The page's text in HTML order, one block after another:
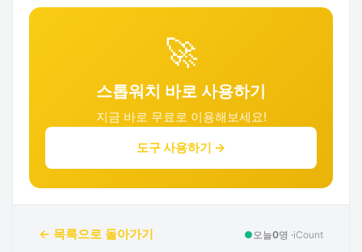
🚀
스톱워치 바로 사용하기
지금 바로 무료로 이용해보세요!
도구 사용하기 →
← 목록으로 돌아가기 ● 오늘0명 ·iCount